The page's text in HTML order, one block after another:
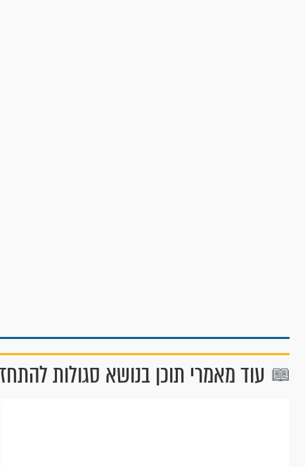
עוד מאמרי תוכן בנושא סגולות